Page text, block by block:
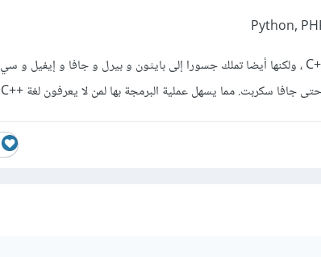
WX: مكتبة wxWidgets لا تعتمد فقط على ++C ، ولكنها أيضا تملك جسورا إلى بايثون و بيرل و جافا و إيفيل و سي